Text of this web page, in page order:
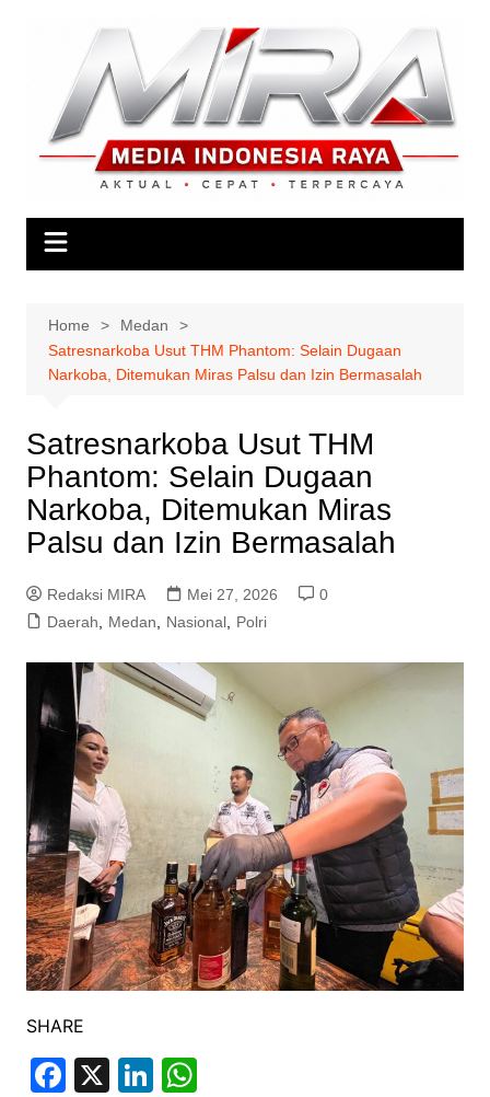
Home
Medan
Satresnarkoba Usut THM Phantom: Selain Dugaan
Narkoba, Ditemukan Miras Palsu dan Izin Bermasalah
Satresnarkoba Usut THM
Phantom: Selain Dugaan
Narkoba, Ditemukan Miras
Palsu dan Izin Bermasalah
Redaksi MIRA Mei 27, 2026
0
Daerah
Medan Nasional, Polri
SHARE
F X Li W